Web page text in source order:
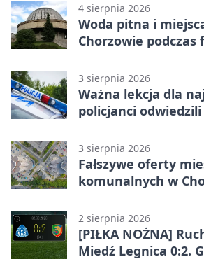
4 sierpnia 2026
Woda pitna i
Chorzowie podczas
3 sierpnia 2026
Ważna lekcja dla
policjanci odwiedzili
3 sierpnia 2026
Fałszywe oferty
komunalnych w
2 sierpnia 2026
[PIŁKA NOŻNA]
Miedź Legnica 0:2.